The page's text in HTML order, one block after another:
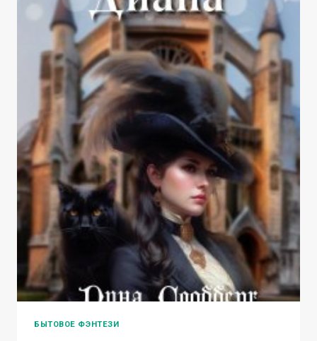
БЫТОВОЕ ФЭНТЕЗИ